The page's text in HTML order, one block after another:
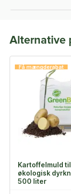
Alternative
Få mængderabat
Kartoffelmuld til
økologisk
500 liter